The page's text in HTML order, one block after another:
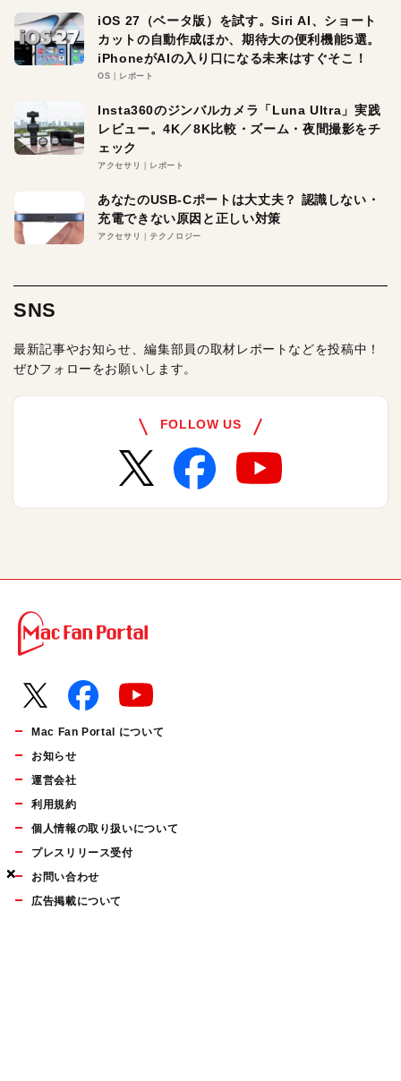
×
×
×
iOS 27（ベータ版）を試す。Siri AI、ショート
カットの自動作成ほか、期待大の便利機能5選。
iPhoneがAIの入り口になる未来はすぐそこ！
OS レポート
Insta360のジンバルカメラ「Luna Ultra」実践
レビュー。4K／8K比較・ズーム・夜間撮影をチ
ェック
アクセサリ レポート
あなたのUSB-Cポートは大丈夫？ 認識しない・
充電できない原因と正しい対策
アクセサリ テクノロジー
SNS
最新記事やお知らせ、編集部員の取材レポートなどを投稿中！
ぜひフォローをお願いします。
FOLLOW US
Mac Fan Portal について
お知らせ
運営会社
利用規約
個人情報の取り扱いについて
プレスリリース受付
お問い合わせ
広告掲載について